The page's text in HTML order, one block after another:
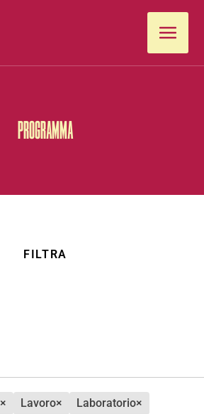
PROGRAMMA
FILTRA
× lavoro× laboratorio×